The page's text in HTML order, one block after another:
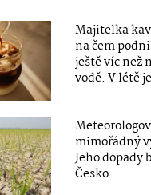
Majitelka
na čem
ještě víc než
vodě. V létě
mimořádný
Jeho dopady
Česko